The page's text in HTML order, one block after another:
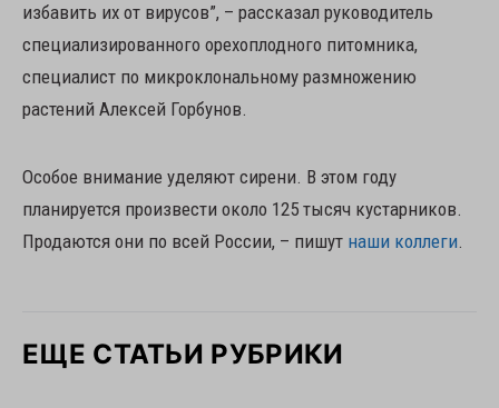
избавить их от вирусов”, – рассказал руководитель
специализированного орехоплодного питомника,
специалист по микроклональному размножению
растений Алексей Горбунов.
Особое внимание уделяют сирени. В этом году
планируется произвести около 125 тысяч кустарников.
Продаются они по всей России, – пишут наши коллеги.
ЕЩЕ СТАТЬИ РУБРИКИ